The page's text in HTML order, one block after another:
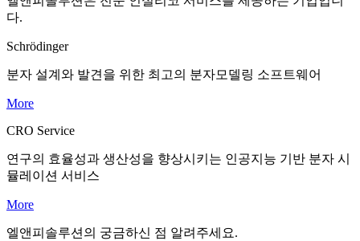
다.
Schrödinger
분자 설계와 발견을 위한 최고의 분자모델링 소프트웨어
More
CRO Service
연구의 효율성과 생산성을 향상시키는 인공지능 기반 분자 시
뮬레이션 서비스
More
엘앤피솔루션의 궁금하신 점 알려주세요.